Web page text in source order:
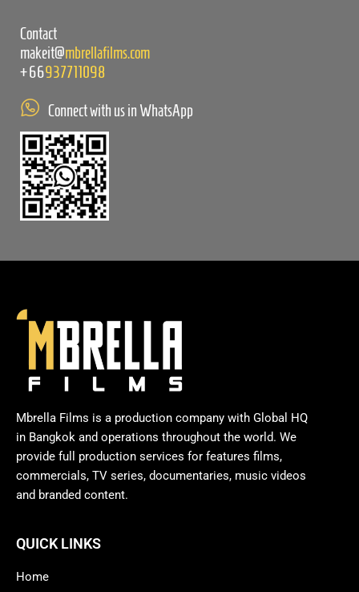
Contact
makeit@mbrellafilms.com
+66937711098
Connect with us in WhatsApp
Mbrella Films is a production company with Global HQ
in Bangkok and operations throughout the world. We
provide full production services for features films,
commercials, TV series, documentaries, music videos
and branded content.
QUICK LINKS
Home